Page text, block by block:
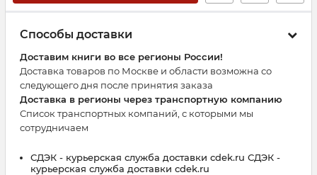
Способы доставки
Доставим книги во все регионы России!
Доставка товаров по Москве и области возможна со
следующего дня после принятия заказа
Доставка в регионы через транспортную компанию
Список транспортных компаний, с которыми мы
сотрудничаем
СДЭК - курьерская служба доставки cdek.ru СДЭК -
курьерская служба доставки cdek.ru